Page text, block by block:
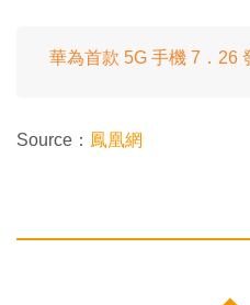
華為首款 5G 手機 7．26
Source： 鳳凰網